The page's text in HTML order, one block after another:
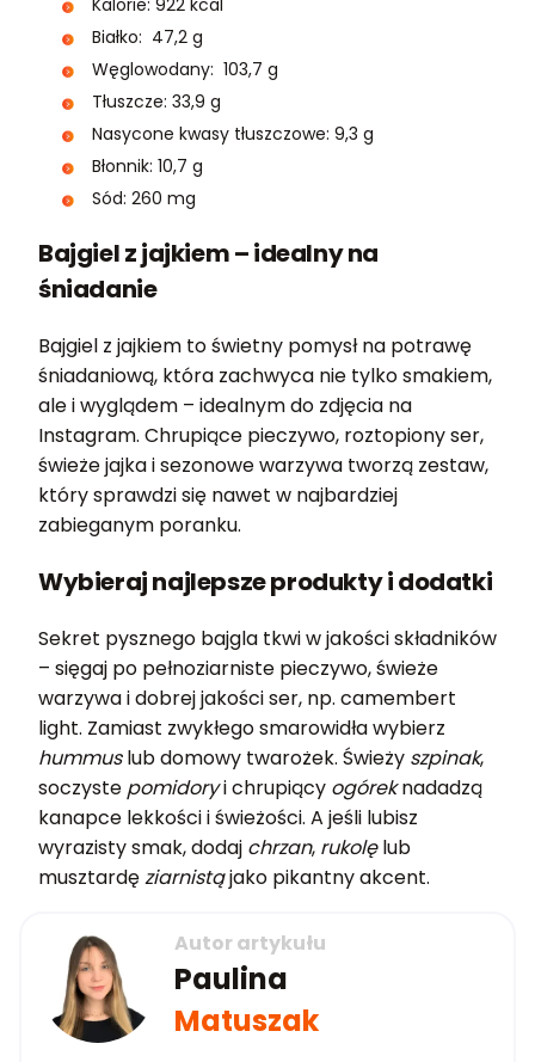
Kalorie: 922 kcal
Białko: 47,2 g
Węglowodany: 103,7 g
Tłuszcze: 33,9 g
Nasycone kwasy tłuszczowe: 9,3 g
Błonnik: 10,7 g
Sód: 260 mg
Bajgiel z jajkiem – idealny na
śniadanie
Bajgiel z jajkiem to świetny pomysł na potrawę
śniadaniową, która zachwyca nie tylko smakiem,
ale i wyglądem – idealnym do zdjęcia na
Instagram. Chrupiące pieczywo, roztopiony ser,
świeże jajka i sezonowe warzywa tworzą zestaw,
który sprawdzi się nawet w najbardziej
zabieganym poranku.
Wybieraj najlepsze produkty i dodatki
Sekret pysznego bajgla tkwi w jakości składników
– sięgaj po pełnoziarniste pieczywo, świeże
warzywa i dobrej jakości ser, np. camembert
light. Zamiast zwykłego smarowidła wybierz
hummuslub domowy twarożek. Świeży szpinak,
soczyste pomidoryi chrupiący ogóreknadadzą
kanapce lekkości i świeżości. A jeśli lubisz
wyrazisty smak, dodaj chrzan, rukolęlub
musztardęziarnistąjako pikantny akcent.
Autor artykułu
Paulina
Matuszak